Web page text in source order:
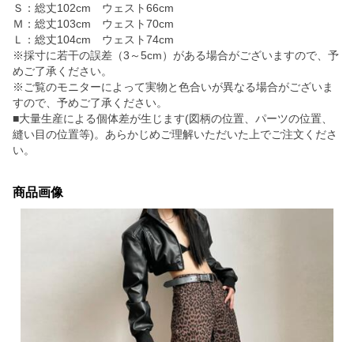
Ｓ：総丈102cm ウェスト66cm
Ｍ：総丈103cm ウェスト70cm
Ｌ：総丈104cm ウェスト74cm
※採寸に若干の誤差（3～5cm）がある場合がございますので、予
めご了承ください。
※ご覧のモニターによって実物と色合いが異なる場合がございま
すので、予めご了承ください。
■大量生産による個体差が生じます(図柄の位置、パーツの位置、
縫い目の位置等)。あらかじめご理解いただいた上でご注文くださ
い。
商品画像